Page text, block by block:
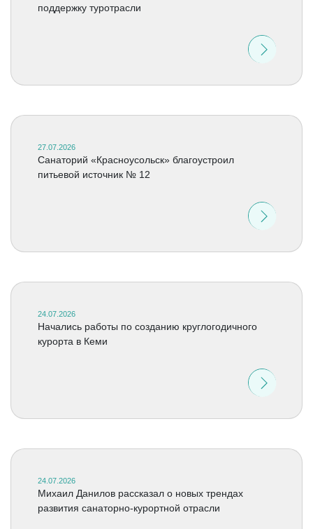
поддержку туротрасли
27.07.2026
Санаторий «Красноусольск» благоустроил
питьевой источник № 12
24.07.2026
Начались работы по созданию круглогодичного
курорта в Кеми
24.07.2026
Михаил Данилов рассказал о новых трендах
развития санаторно-курортной отрасли